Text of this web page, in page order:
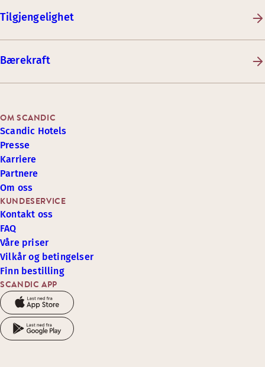
Tilgjengelighet
Bærekraft
SCANDIC APP
KUNDESERVICE
Kontakt oss
FAQ
Våre priser
Vilkår og betingelser
Finn bestilling
OM SCANDIC
Scandic Hotels
Presse
Karriere
Partnere
Om oss